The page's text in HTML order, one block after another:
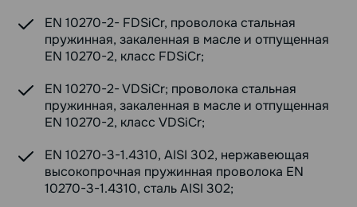
EN 10270-2- FDSiCr, проволока стальная
пружинная, закаленная в масле и отпущенная
EN 10270-2, класс FDSiCr;
EN 10270-2- VDSiCr; проволока стальная
пружинная, закаленная в масле и отпущенная
EN 10270-2, класс VDSiCr;
EN 10270-3-1.4310, AISI 302, нержавеющая
высокопрочная пружинная проволока EN
10270-3-1.4310, сталь AISI 302;